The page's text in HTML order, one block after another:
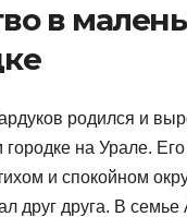
в
родился и
на Урале. Его
и спокойном
друг друга. В семье